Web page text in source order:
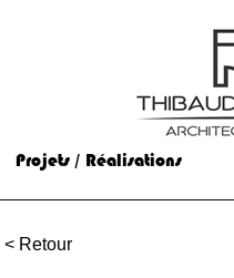
Projets / Réalisations
< Retour